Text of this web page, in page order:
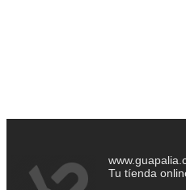
Tu tíenda